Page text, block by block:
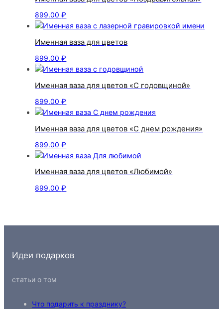
899.00₽
Именная ваза для цветов
899.00₽
Именная ваза для цветов «С годовщиной»
899.00₽
Именная ваза для цветов «С днем рождения»
899.00₽
Именная ваза для цветов «Любимой»
899.00₽
Идеи подарков
статьи о том
Что подарить к празднику?